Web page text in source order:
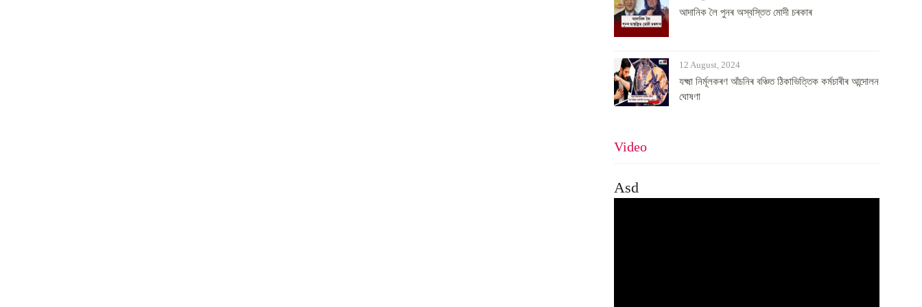
আদানিক লৈ পুনৰ অস্বস্তিত মোদী চৰকাৰ
12 August, 2024
যক্ষ্মা নিৰ্মূলকৰণ আঁচনিৰ বঞ্চিত ঠিকাভিত্তিক কৰ্মচাৰীৰ আন্দোলন
ঘোষণা
Video
Asd